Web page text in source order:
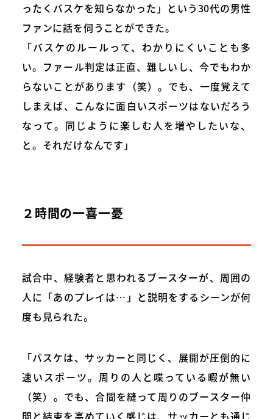
ったくバスケを知らなかった」という30代の男性
ファンに話を伺うことができた。
「バスケのルールって、わかりにくいことも多
い。ファール判定は正直、難しいし、今でもわか
らないことがあります（笑）。でも、一度覚えて
しまえば、こんなに面白いスポーツはないだろう
なって。同じように楽しむ人を増やしたいな、
と。それだけなんです」
２時間の一喜一憂
試合中、経験者と思われるブースターが、周囲の
人に「あのプレイは…」と説明をするシーンが何
度も見られた。
「バスケは、サッカーと同じく、展開が圧倒的に
速いスポーツ。周りの人と喋っている暇が無い
（笑）。でも、合間を縫って周りのブースター仲
間と結束を高めていく感じは、サッカーとも通じ